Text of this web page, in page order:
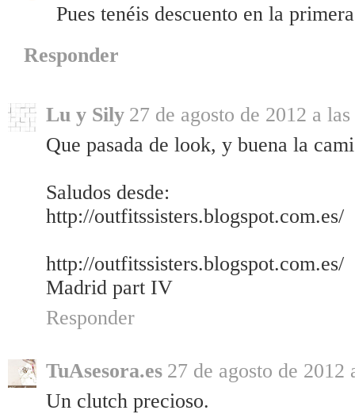
Pues tenéis descuento en la
Responder
Lu y Sily 27 de agosto de 2012 a
Que pasada de look, y buena la
Saludos desde:
http://outfitssisters.blogspot.com.es/
http://outfitssisters.blogspot.com.es/
Madrid part IV
Responder
TuAsesora.es 27 de agosto de 2012
Un clutch precioso.